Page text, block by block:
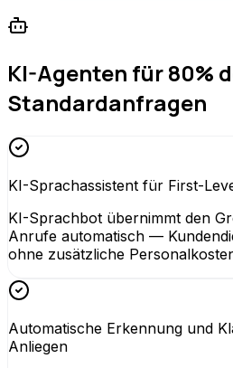
KI-Agenten für 80%
Standardanfragen
KI-Sprachassistent für First-
KI-Sprachbot übernimmt den
Anrufe automatisch —
ohne zusätzliche
Automatische Erkennung und
Anliegen